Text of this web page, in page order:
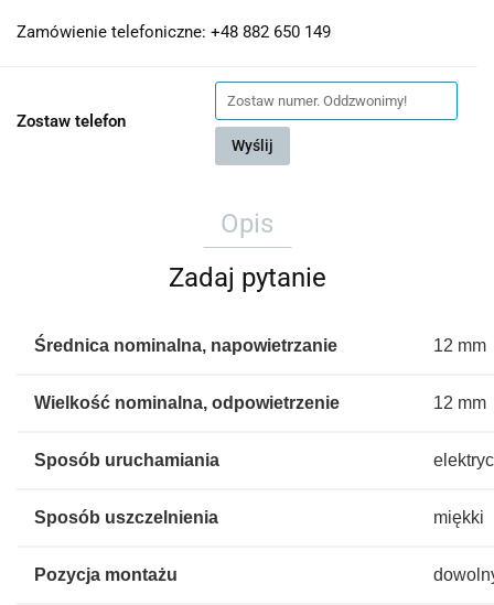
Zamówienie telefoniczne: +48 882 650 149
Zostaw telefon
Wyślij
Opis
Zadaj pytanie
Średnica nominalna, napowietrzanie 12 mm
Wielkość nominalna, odpowietrzenie 12 mm
Sposób uruchamiania
Sposób uszczelnienia miękki
Pozycja montażu